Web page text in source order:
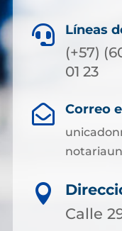
 Líneas
(+57)
01 23
 Correo

Calle